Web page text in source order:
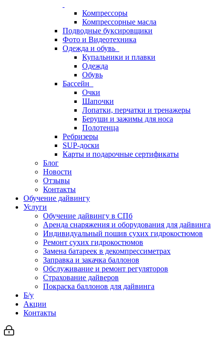
Компрессоры
Компрессорные масла
Подводные буксировщики
Фото и Видеотехника
Одежда и обувь
Купальники и плавки
Одежда
Обувь
Бассейн
Очки
Шапочки
Лопатки, перчатки и тренажеры
Беруши и зажимы для носа
Полотенца
Ребризеры
SUP-доски
Карты и подарочные сертификаты
Блог
Новости
Отзывы
Контакты
Обучение дайвингу
Услуги
Обучение дайвингу в СПб
Аренда снаряжения и оборудования для дайвинга
Индивидуальный пошив сухих гидрокостюмов
Ремонт сухих гидрокостюмов
Замена батареек в декомпрессиметрах
Заправка и закачка баллонов
Обслуживание и ремонт регуляторов
Страхование дайверов
Покраска баллонов для дайвинга
Б/у
Акции
Контакты